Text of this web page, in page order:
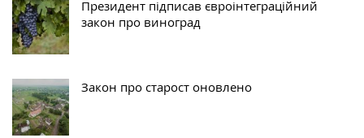
Президент підписав євроінтеграційний
закон про виноград
Закон про старост оновлено